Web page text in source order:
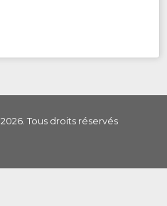
2026. Tous droits réservés